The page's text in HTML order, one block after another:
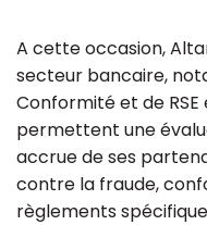
A cette occasion,
secteur bancaire,
Conformité et de
permettent une
accrue de ses
contre la fraude,
règlements